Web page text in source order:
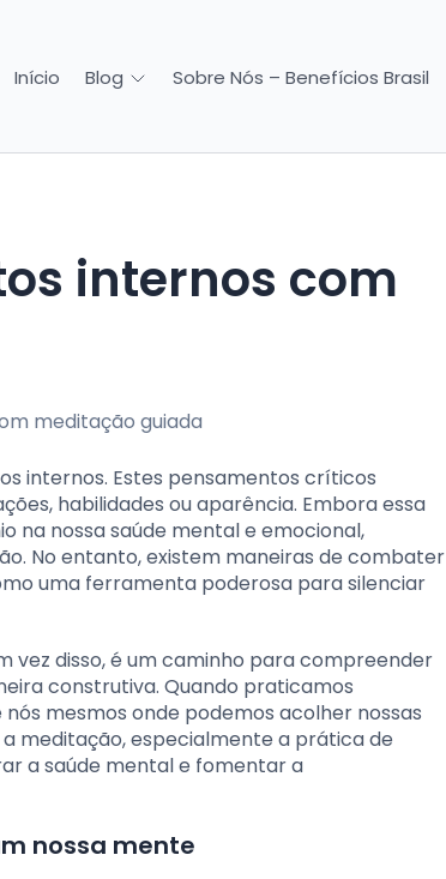
Início Blog Sobre Nós – Benefícios Brasil
internos. Estes pensamentos críticos
habilidades ou aparência. Embora essa
na nossa saúde mental e emocional,
No entanto, existem maneiras de combater
uma ferramenta poderosa para silenciar
vez disso, é um caminho para compreender
construtiva. Quando praticamos
mesmos onde podemos acolher nossas
meditação, especialmente a prática de
a saúde mental e fomentar a
nossa mente